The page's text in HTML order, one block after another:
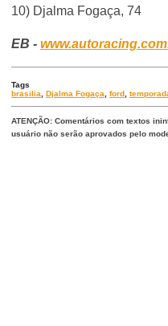
10) Djalma Fogaça, 74
EB -
Tags
brasilia, Djalma Fogaça,ford,
ATENÇÃO: Comentários com textos
usuário não serão aprovados pelo